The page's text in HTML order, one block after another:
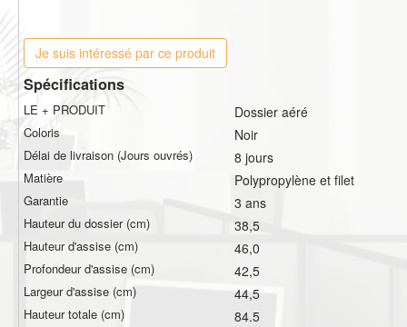
Je suis intéressé par ce produit
Spécifications
LE + PRODUIT Dossier aéré
Coloris Noir
Délai de livraison (Jours ouvrés) 8 jours
Matière Polypropylène et filet
Garantie 3 ans
Hauteur du dossier (cm) 38,5
Hauteur d'assise (cm) 46,0
Profondeur d'assise (cm) 42,5
Largeur d'assise (cm) 44,5
Hauteur totale (cm) 84.5